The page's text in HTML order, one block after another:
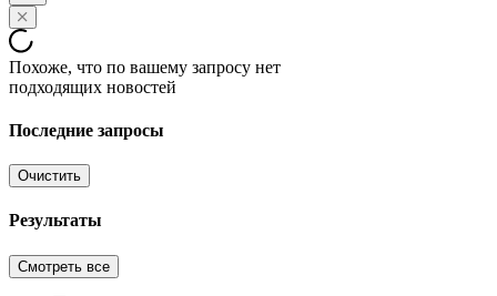
Похоже, что по вашему запросу нет
подходящих новостей
Последние запросы
Очистить
Результаты
Смотреть все